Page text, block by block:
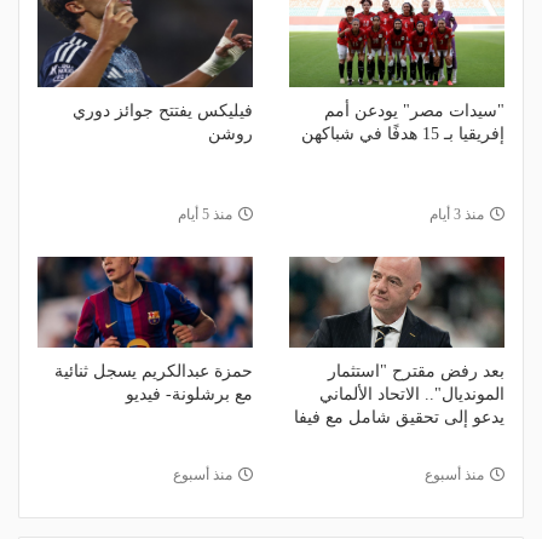
"سيدات مصر" يودعن أمم
إفريقيا بـ 15 هدفًا في شباكهن
منذ 3 أيام
فيليكس يفتتح جوائز دوري
روشن
منذ 5 أيام
بعد رفض مقترح "استثمار
المونديال".. الاتحاد الألماني
يدعو إلى تحقيق شامل مع فيفا
منذ أسبوع
حمزة عبدالكريم يسجل ثنائية
مع برشلونة- فيديو
منذ أسبوع